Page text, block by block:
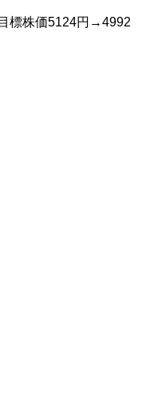
標株価5124円→4992